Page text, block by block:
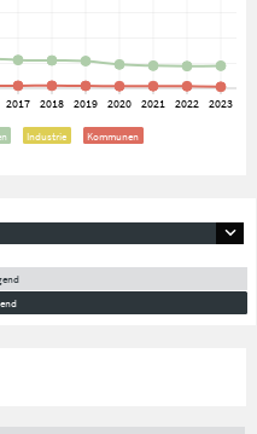
Industrie
Kommunen